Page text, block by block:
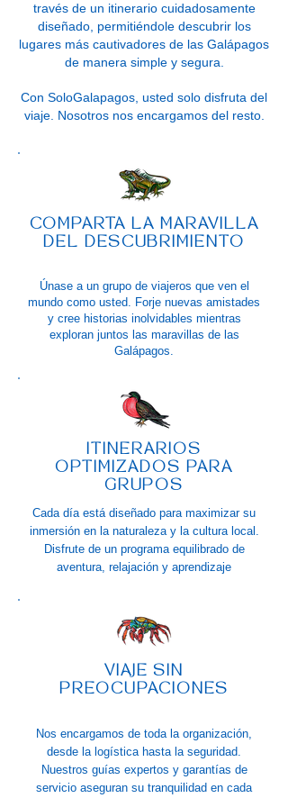
través de un itinerario cuidadosamente
diseñado, permitiéndole descubrir los
lugares más cautivadores de las Galápagos
de manera simple y segura.
Con SoloGalapagos, usted solo disfruta del
viaje. Nosotros nos encargamos del resto.
COMPARTA LA MARAVILLA
DEL DESCUBRIMIENTO
Únase a un grupo de viajeros que ven el
mundo como usted. Forje nuevas amistades
y cree historias inolvidables mientras
exploran juntos las maravillas de las
Galápagos.
ITINERARIOS
OPTIMIZADOS PARA
GRUPOS
Cada día está diseñado para maximizar su
inmersión en la naturaleza y la cultura local.
Disfrute de un programa equilibrado de
aventura, relajación y aprendizaje
VIAJE SIN
PREOCUPACIONES
Nos encargamos de toda la organización,
desde la logística hasta la seguridad.
Nuestros guías expertos y garantías de
servicio aseguran su tranquilidad en cada